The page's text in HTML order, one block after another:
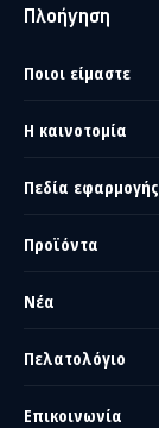
Πλοήγηση
Ποιοι είμαστε
Η καινοτομία
Πεδία εφαρμογής
Προϊόντα
Νέα
Πελατολόγιο
Επικοινωνία